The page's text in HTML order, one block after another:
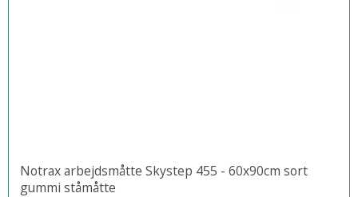
Notrax arbejdsmåtte Skystep 455 - 60x90cm sort
gummi ståmåtte